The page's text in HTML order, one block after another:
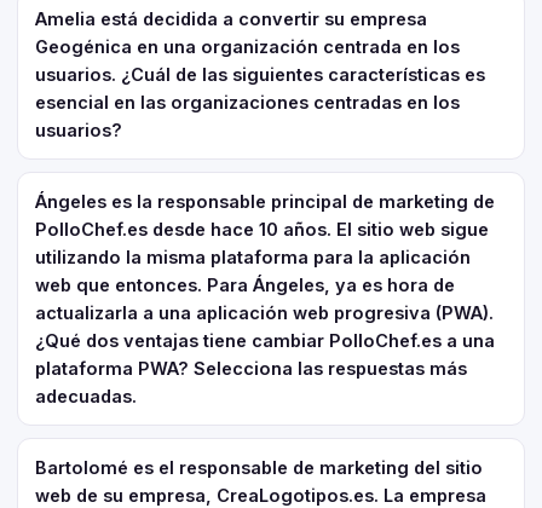
Amelia está decidida a convertir su empresa
Geogénica en una organización centrada en los
usuarios. ¿Cuál de las siguientes características es
esencial en las organizaciones centradas en los
usuarios?
Ángeles es la responsable principal de marketing de
PolloChef.es desde hace 10 años. El sitio web sigue
utilizando la misma plataforma para la aplicación
web que entonces. Para Ángeles, ya es hora de
actualizarla a una aplicación web progresiva (PWA).
¿Qué dos ventajas tiene cambiar PolloChef.es a una
plataforma PWA? Selecciona las respuestas más
adecuadas.
Bartolomé es el responsable de marketing del sitio
web de su empresa, CreaLogotipos.es. La empresa